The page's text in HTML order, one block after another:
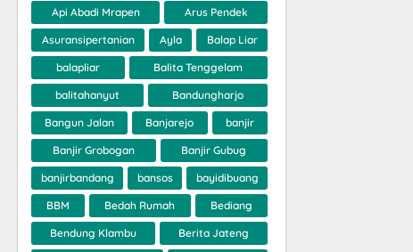
Api Abadi Mrapen Arus Pendek
Asuransipertanian Ayla Balap Liar
balapliar Balita Tenggelam
balitahanyut Bandungharjo
Bangun Jalan Banjarejo banjir
Banjir Grobogan Banjir Gubug
banjirbandang bansos bayidibuang
BBM Bedah Rumah Bediang
Bendung Klambu Berita Jateng